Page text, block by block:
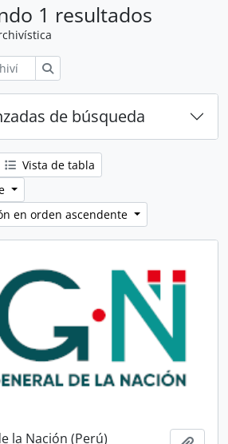
1 resultados
de búsqueda
Vista de tabla
en orden ascendente
la Nación (Perú)